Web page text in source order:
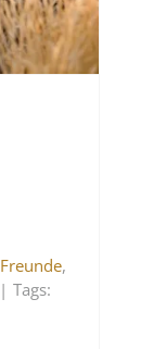
Freunde,
| Tags: